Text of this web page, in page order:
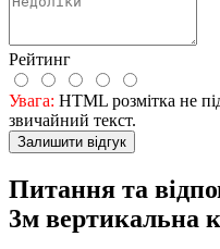
Рейтинг
Увага: HTML розмітка не
звичайний текст.
Залишити відгук
Питання та
3м вертикальна